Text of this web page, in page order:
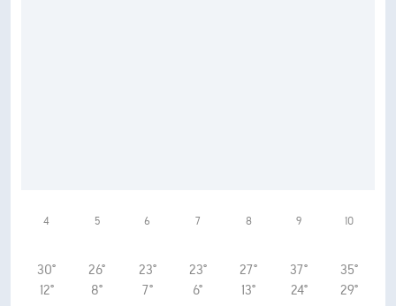
4
30°
12°
5
26°
8°
6
23°
7°
7
23°
6°
8
27°
13°
9
37°
24°
10
35°
29°